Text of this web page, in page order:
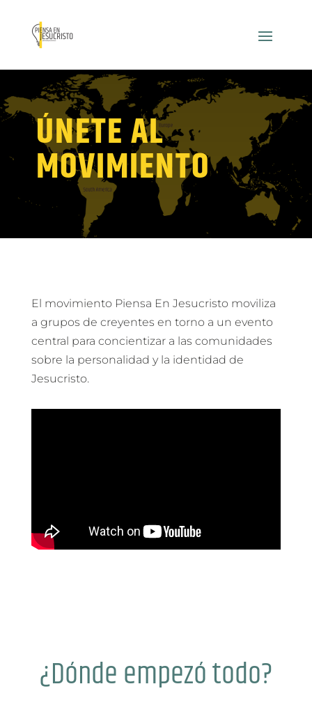
ÚNETE AL
MOVIMIENTO
El movimiento Piensa En Jesucristo moviliza
a grupos de creyentes en torno a un evento
central para concientizar a las comunidades
sobre la personalidad y la identidad de
Jesucristo.
¿Dónde empezó todo?